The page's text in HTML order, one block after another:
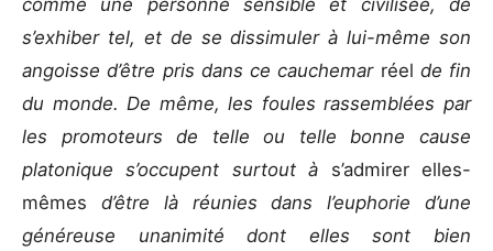
comme une personne sensible et civilisée, de
s’exhiber tel, et de se dissimuler à lui-même son
angoisse d’être pris dans ce cauchemar réel de fin
du monde. De même, les foules rassemblées par
les promoteurs de telle ou telle bonne cause
platonique s’occupent surtout à s’admirer elles-
mêmes d’être là réunies dans l’euphorie d’une
généreuse unanimité dont elles sont bien